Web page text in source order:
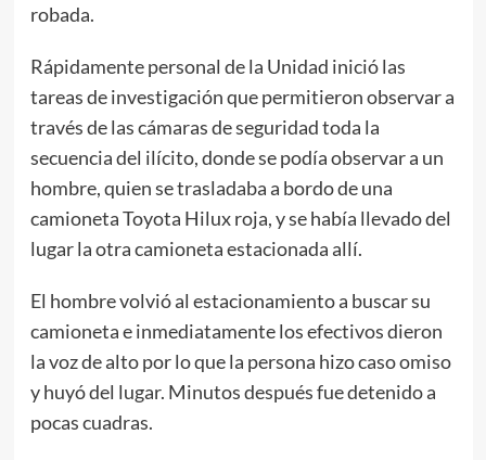
robada.
Rápidamente personal de la Unidad inició las
tareas de investigación que permitieron observar a
través de las cámaras de seguridad toda la
secuencia del ilícito, donde se podía observar a un
hombre, quien se trasladaba a bordo de una
camioneta Toyota Hilux roja, y se había llevado del
lugar la otra camioneta estacionada allí.
El hombre volvió al estacionamiento a buscar su
camioneta e inmediatamente los efectivos dieron
la voz de alto por lo que la persona hizo caso omiso
y huyó del lugar. Minutos después fue detenido a
pocas cuadras.